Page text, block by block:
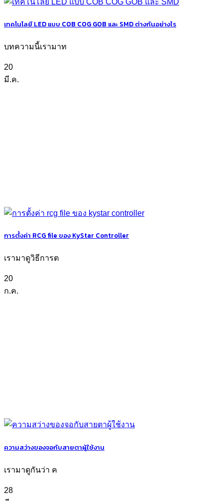
เทคโนโลยี LED แบบ COB COG GOB และ SMD ต่างกันอย่างไร
บทความนี้เรามาท
20
มี.ค.
การตั้งค่า RCG file ของ KyStar Controller
เรามาดูวิธีการต
20
ก.ค.
ความสว่างของจอกับสายตาผู้ใช้งาน
เรามาดูกันว่า ค
28